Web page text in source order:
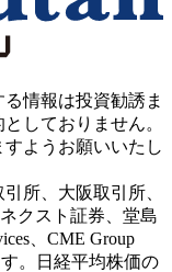
情報は投資勧誘ま
しておりません。
ようお願いいたし
所、大阪取引所、
クスト証券、堂島
、CME Group
。日経平均株価の